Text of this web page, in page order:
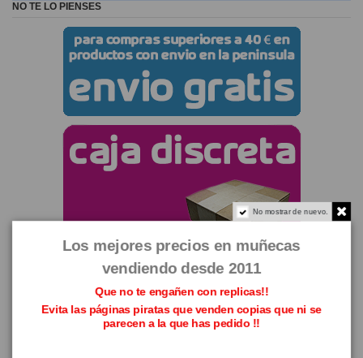
NO TE LO PIENSES
No mostrar de nuevo.
Los mejores precios en muñecas
vendiendo desde 2011
Que no te engañen con replicas!!
Evita las páginas piratas que venden copias que ni se
parecen a la que has pedido !!